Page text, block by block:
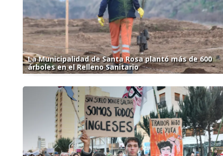
La Municipalidad de Santa Rosa plantó más de 600
árboles en el Relleno Sanitario